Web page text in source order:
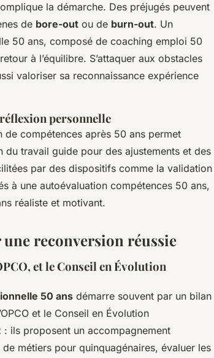
la démarche. Des préjugés peuvent
de bore-out ou de burn-out. Un
50 ans, composé de coaching emploi 50
à l’équilibre. S’attaquer aux obstacles
valoriser sa reconnaissance expérience
réflexion personnelle
compétences après 50 ans permet
du travail guide pour des ajustements et des
par des dispositifs comme la validation
à une autoévaluation compétences 50 ans,
réaliste et motivant.
reconversion réussie
et le Conseil en Évolution
50 ans démarre souvent par un bilan
et le Conseil en Évolution
ils proposent un accompagnement
métiers pour quinquagénaires, évaluer les